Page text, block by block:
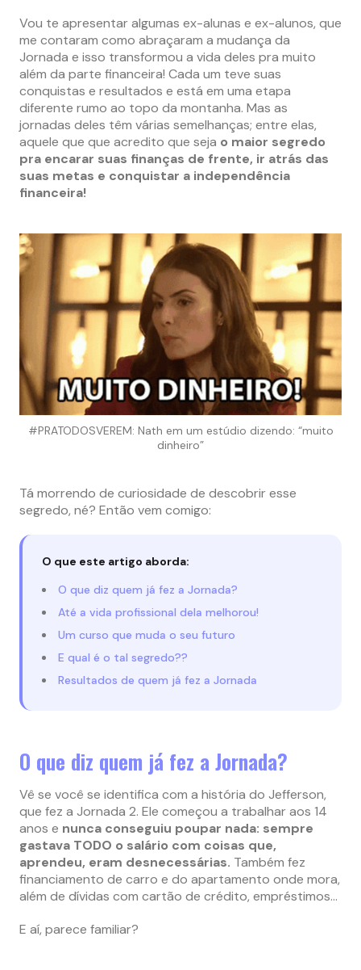
Vou te apresentar algumas ex-alunas e ex-alunos, que
me contaram como abraçaram a mudança da
Jornada e isso transformou a vida deles pra muito
além da parte financeira! Cada um teve suas
conquistas e resultados e está em uma etapa
diferente rumo ao topo da montanha. Mas as
jornadas deles têm várias semelhanças; entre elas,
aquele que que acredito que seja o maior segredo
pra encarar suas finanças de frente, ir atrás das
suas metas e conquistar a independência
financeira!
#PRATODOSVEREM: Nath em um estúdio dizendo: “muito
dinheiro”
Tá morrendo de curiosidade de descobrir esse
segredo, né? Então vem comigo:
O que este artigo aborda:
O que diz quem já fez a Jornada?
Até a vida profissional dela melhorou!
Um curso que muda o seu futuro
E qual é o tal segredo??
Resultados de quem já fez a Jornada
O que diz quem já fez a Jornada?
Vê se você se identifica com a história do Jefferson,
que fez a Jornada 2. Ele começou a trabalhar aos 14
anos e nunca conseguiu poupar nada: sempre
gastava TODO o salário com coisas que,
aprendeu, eram desnecessárias. Também fez
financiamento de carro e do apartamento onde mora,
além de dívidas com cartão de crédito, empréstimos…
E aí, parece familiar?